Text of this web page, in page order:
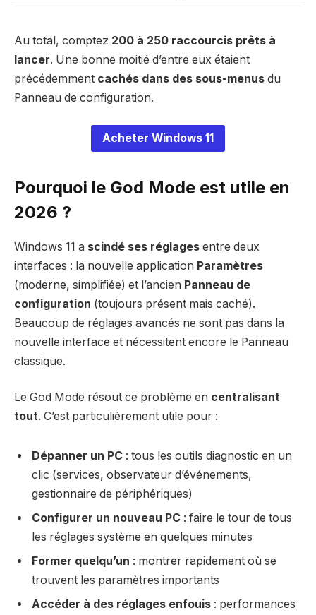
Au total, comptez 200 à 250 raccourcis prêts à
lancer. Une bonne moitié d’entre eux étaient
précédemment cachés dans des sous-menus du
Panneau de configuration.
Acheter Windows 11
Pourquoi le God Mode est utile en
2026 ?
Windows 11 a scindé ses réglages entre deux
interfaces : la nouvelle application Paramètres
(moderne, simplifiée) et l’ancien Panneau de
configuration (toujours présent mais caché).
Beaucoup de réglages avancés ne sont pas dans la
nouvelle interface et nécessitent encore le Panneau
classique.
Le God Mode résout ce problème en centralisant
tout. C’est particulièrement utile pour :
Dépanner un PC : tous les outils diagnostic en un
clic (services, observateur d’événements,
gestionnaire de périphériques)
Configurer un nouveau PC : faire le tour de tous
les réglages système en quelques minutes
Former quelqu’un : montrer rapidement où se
trouvent les paramètres importants
Accéder à des réglages enfouis : performances